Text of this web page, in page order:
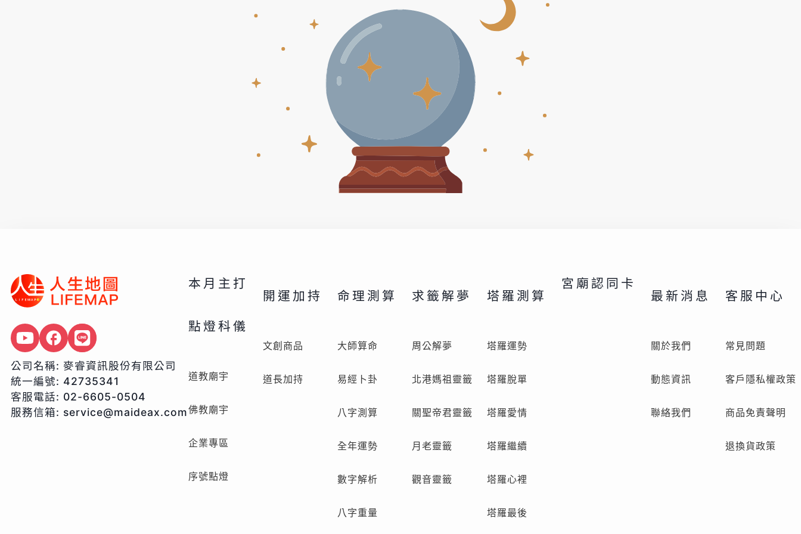
公司名稱: 麥睿資訊股份有限公司
統一編號: 42735341
客服電話: 02-6605-0504
服務信箱: service@maideax.com
本月主打
點燈科儀
道教廟宇
佛教廟宇
企業專區
序號點燈
開運加持
文創商品
道長加持
命理測算
大師算命
易經卜卦
八字測算
全年運勢
數字解析
八字重量
求籤解夢
周公解夢
北港媽祖靈籤
關聖帝君靈籤
月老靈籤
觀音靈籤
塔羅測算
塔羅運勢
塔羅脫單
塔羅愛情
塔羅繼續
塔羅心裡
塔羅最後
宮廟認同卡
最新消息
關於我們
動態資訊
聯絡我們
客服中心
常見問題
客戶隱私權政策
商品免責聲明
退換貨政策